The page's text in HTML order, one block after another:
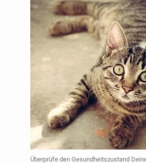
Überprüfe den Gesundheitszustand